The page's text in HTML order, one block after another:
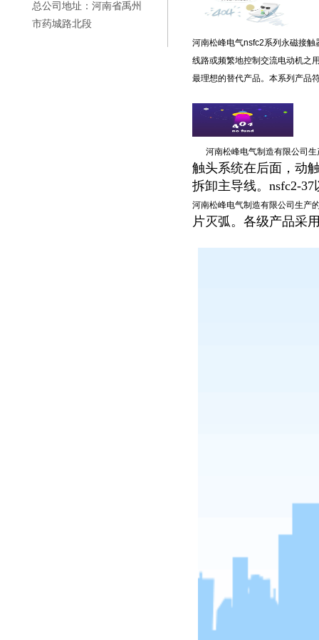
总公司地址：河南省禹州
市药城路北段
河南松峰电气nsfc2系列永磁接
线路或频繁地控制交流电动机之
最理想的替代产品。本系列产品
河南松峰电气制造有限公司
触头系统在后面，动
拆卸主导线。nsfc2-
河南松峰电气制造有限公司生产
片灭弧。各级产品采